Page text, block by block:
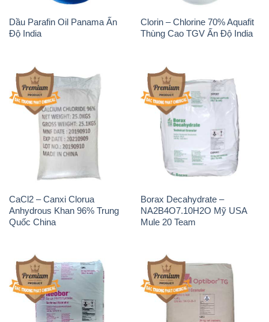
Dầu Parafin Oil Panama Ấn
Độ India
Clorin – Chlorine 70% Aquafit
Thùng Cao TGV Ấn Độ India
CaCl2 – Canxi Clorua
Anhydrous Khan 96% Trung
Quốc China
Borax Decahydrate –
NA2B4O7.10H2O Mỹ USA
Mule 20 Team